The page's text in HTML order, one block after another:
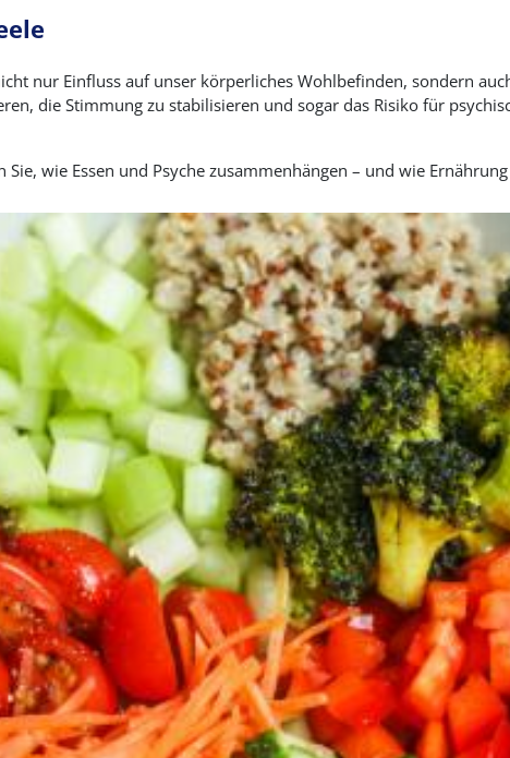
nur Einfluss auf unser körperliches Wohlbefinden, sondern
die Stimmung zu stabilisieren und sogar das Risiko für
Sie, wie Essen und Psyche zusammenhängen – und wie